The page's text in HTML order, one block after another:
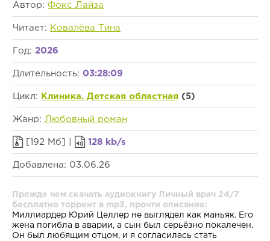
Автор: Фокс Лайза
Читает: Ковалёва Тина
Год: 2026
Длительность: 03:28:09
Цикл: Клиника. Детская областная (5)
Жанр: Любовный роман
[192 Мб] | 128 kb/s
Добавлена: 03.06.26
Прежде чем скачать аудиокнигу Личный врач 24/7
бесплатно торрент в mp3, прочти описание:
Миллиардер Юрий Целлер не выглядел как маньяк. Его
жена погибла в аварии, а сын был серьёзно покалечен.
Он был любящим отцом, и я согласилась стать